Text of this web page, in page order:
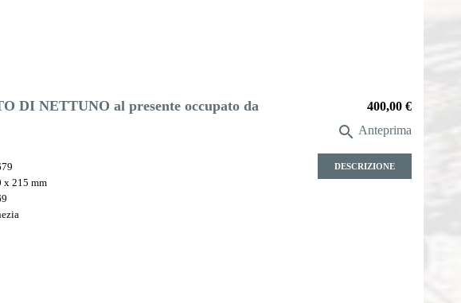
DI NETTUNO al presente occupato da
x 215 mm
Prezzo
400,00 €
 Anteprima
DESCRIZIONE